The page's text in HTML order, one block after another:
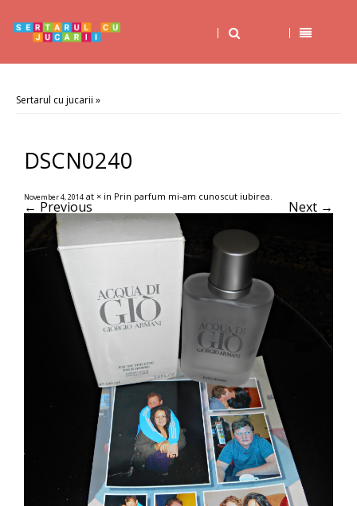
Sertarul cu jucarii »
DSCN0240
November 4, 2014 at × in Prin parfum mi-am cunoscut iubirea.
← Previous Next →